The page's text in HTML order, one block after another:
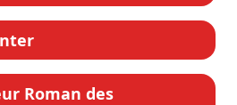
Roman des